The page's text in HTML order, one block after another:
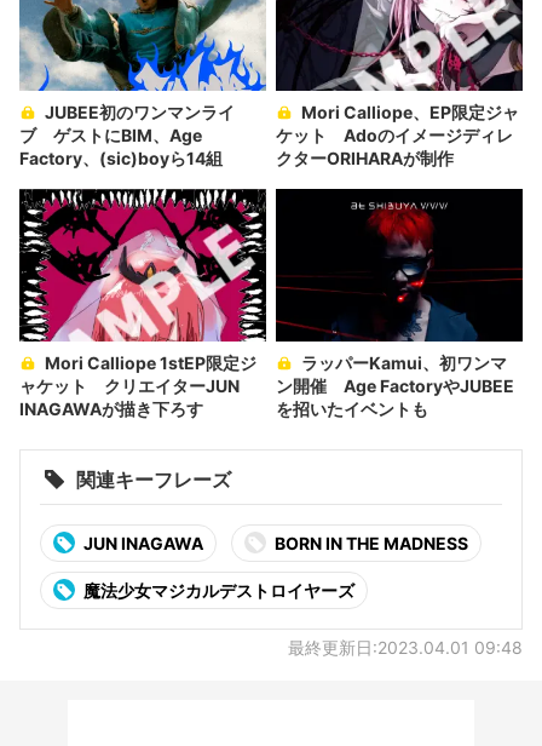
ブ ゲストにBIM、Age
Factory、(sic)boyら14組
ケット Adoのイメージディレ
クターORIHARAが制作
ャケット クリエイターJUN
INAGAWAが描き下ろす
ン開催 Age FactoryやJUBEE
を招いたイベントも
関連キーフレーズ
JUN INAGAWA BORN IN THE MADNESS
魔法少女マジカルデストロイヤーズ
最終更新日:2023.04.01 09:48